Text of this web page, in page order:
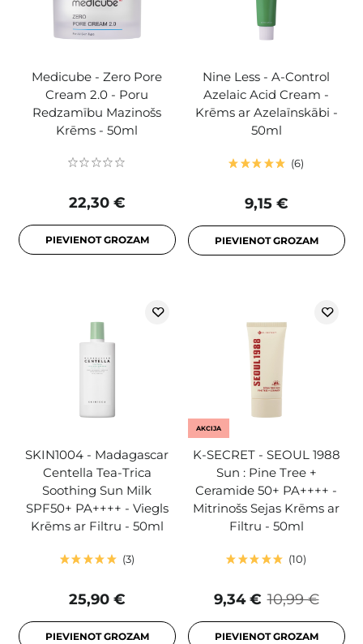
Medicube - Zero Pore
Cream 2.0 - Poru
Redzamību Mazinošs
Krēms - 50ml
22,30 €
PIEVIENOT GROZAM
Nine Less - A-Control
Azelaic Acid Cream -
Krēms ar Azelaīnskābi -
50ml
6
9,15 €
PIEVIENOT GROZAM
SKIN1004 - Madagascar
Centella Tea-Trica
Soothing Sun Milk
SPF50+ PA++++ - Viegls
Krēms ar Filtru - 50ml
3
25,90 €
PIEVIENOT GROZAM
AKCIJA
K-SECRET - SEOUL 1988
Sun : Pine Tree +
Ceramide 50+ PA++++ -
Mitrinošs Sejas Krēms ar
Filtru - 50ml
10
10,99 €
9,34 €
PIEVIENOT GROZAM